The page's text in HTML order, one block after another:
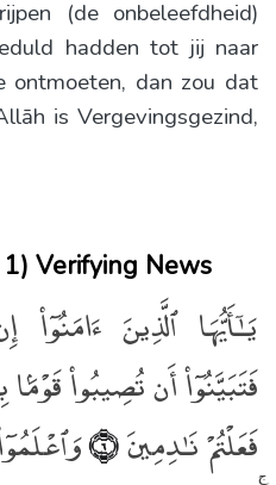
(de onbeleefdheid)
hadden tot jij naar
ontmoeten, dan zou dat
is Vergevingsgezind,
Verifying News
يَـٰٓأَيُّهَا ٱلَّذِينَ
فَتَبَيَّنُوٓا۟ أَن تُصِيبُوا۟
فَعَلْتُمْ نَـٰدِمِينَ﴿٦﴾